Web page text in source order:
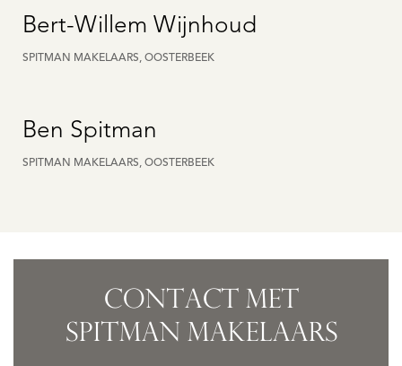
Bert-Willem Wijnhoud
SPITMAN MAKELAARS, OOSTERBEEK
Ben Spitman
SPITMAN MAKELAARS, OOSTERBEEK
CONTACT MET
SPITMAN MAKELAARS